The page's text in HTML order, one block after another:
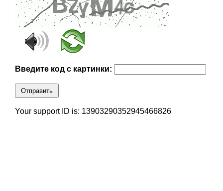
Введите код с картинки:
Отправить
Your support ID is: 13903290352945466826